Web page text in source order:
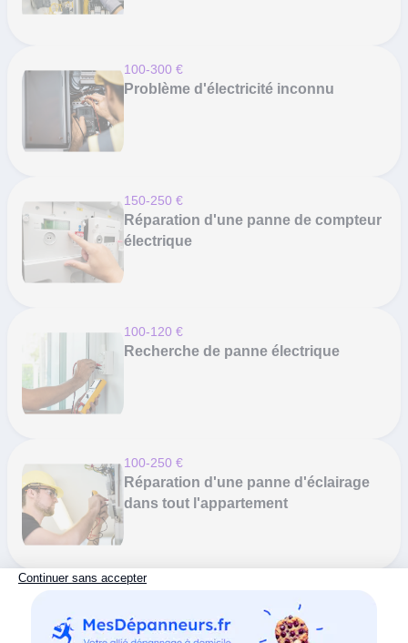
100-300 €
Problème d'électricité inconnu
150-250 €
Réparation d'une panne de compteur
électrique
100-120 €
Recherche de panne électrique
100-250 €
Réparation d'une panne d'éclairage
dans tout l'appartement